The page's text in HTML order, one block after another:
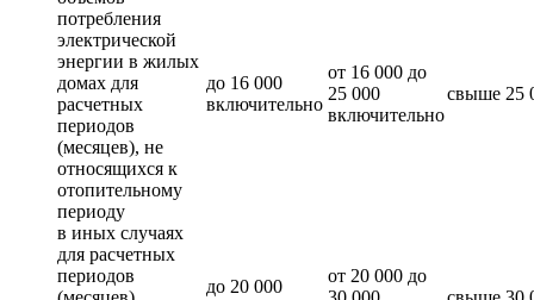
потребления
электрической
энергии в жилых
домах для
расчетных
периодов
(месяцев), не
относящихся к
отопительному
периоду
до 16 000
включительно
от 16 000 до
25 000
включительно
свыше 25
в иных случаях
для расчетных
периодов
до 20 000
от 20 000 до